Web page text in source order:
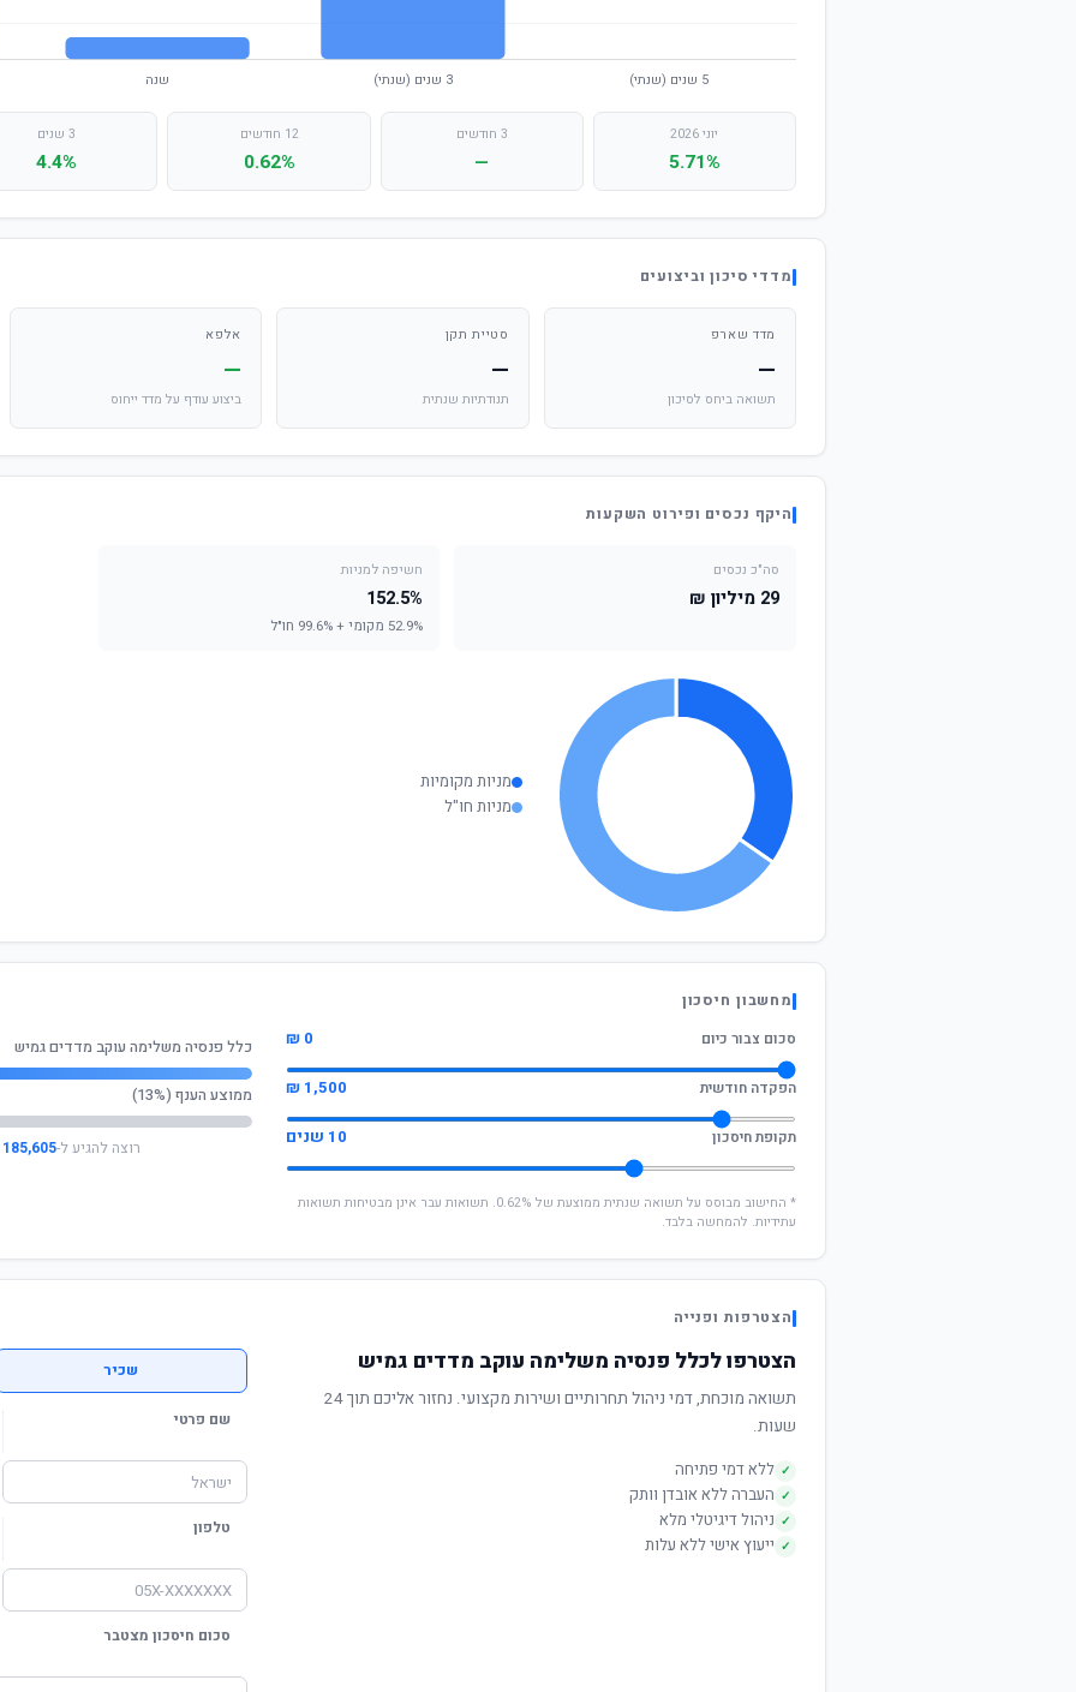
יוני 2026
5.71%
3 חודשים
—
12 חודשים
0.62%
3 שנים
4.4%
מדדי סיכון וביצועים
מדד שארפ
—
תשואה ביחס לסיכון
סטיית תקן
—
תנודתיות שנתית
אלפא
—
ביצוע עודף על מדד ייחוס
היקף נכסים ופירוט השקעות
סה"כ נכסים
29 מיליון ₪
חשיפה למניות
152.5%
52.9% מקומי + 99.6% חו"ל
מניות מקומיות
מניות חו"ל
מחשבון חיסכון
סכום צבור כיום
0 ₪
הפקדה חודשית 1,500 ₪
תקופת חיסכון 10 שנים
* החישוב מבוסס על תשואה שנתית ממוצעת של 0.62%. תשואות עבר אינן מבטיחות תשואות
עתידיות. להמחשה בלבד.
כלל פנסיה משלימה עוקב מדדים גמיש
ממוצע הענף (13%)
רוצה להגיע ל-185,605 ₪
הצטרפות ופנייה
הצטרפו לכלל פנסיה משלימה עוקב מדדים גמיש
תשואה מוכחת, דמי ניהול תחרותיים ושירות מקצועי. נחזור אליכם תוך 24
שעות.
✓ ללא דמי פתיחה
✓ העברה ללא אובדן וותק
✓ ניהול דיגיטלי מלא
✓ ייעוץ אישי ללא עלות
שכיר
שם פרטי
טלפון
סכום חיסכון מצטבר